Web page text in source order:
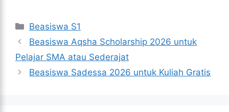
Kategori
Beasiswa S1
Beasiswa Aqsha Scholarship 2026 untuk
Pelajar SMA atau Sederajat
Beasiswa Sadessa 2026 untuk Kuliah Gratis